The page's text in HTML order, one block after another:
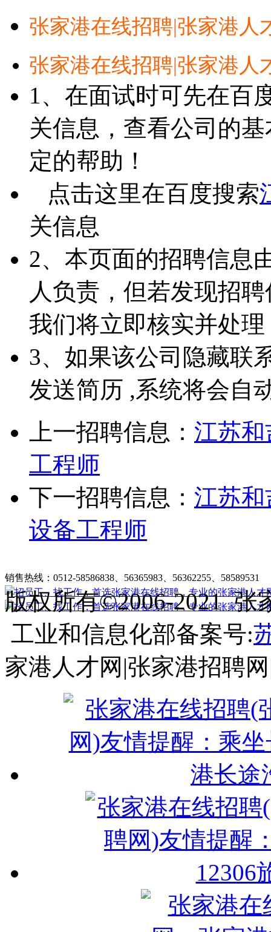
张家港在线招聘|张家港人
张家港在线招聘|张家港人
1、在面试时可先在百
关信息，查看公司的
定的帮助！
点击这里在百度搜索
关信息
2、本页面的招聘信息
人负责，但若发现招
我们将立即核实并处理
3、如果该公司隐藏联
发送简历 ,系统将会自
上一招聘信息： 江苏
工程师
下一招聘信息： 江苏
设备工程师
销售热线：0512-58586838、56365983、56362255、58589531
版权所有©2006-2021 张
工业和信息化部备案号:
家港人才网|张家港招聘